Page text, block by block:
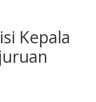
Kepala